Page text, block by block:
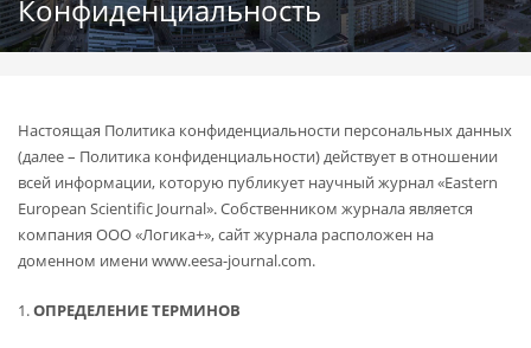
Конфиденциальность
Настоящая Политика конфиденциальности персональных данных
(далее – Политика конфиденциальности) действует в отношении
всей информации, которую публикует научный журнал «Eastern
European Scientific Journal». Собственником журнала является
компания ООО «Логика+», сайт журнала расположен на
доменном имени www.eesa-journal.com.
1.ОПРЕДЕЛЕНИЕ ТЕРМИНОВ